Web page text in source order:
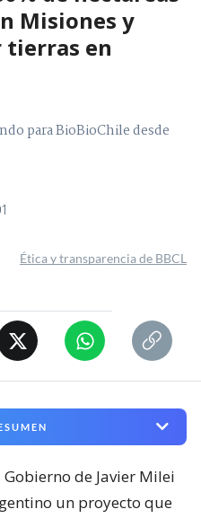
Misiones y
tierras en
para BioBioChile desde
Ética y transparencia de BBCL
de Javier Milei
un proyecto que